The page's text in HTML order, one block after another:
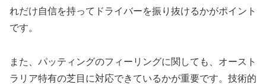
れだけ自信を持ってドライバーを振り抜けるかがポイント
です。
また、パッティングのフィーリングに関しても、オースト
ラリア特有の芝目に対応できているかが重要です。技術的